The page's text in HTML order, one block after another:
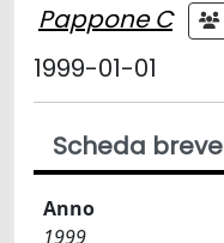
Pappone C
1999-01-01
Scheda breve
Anno
1999